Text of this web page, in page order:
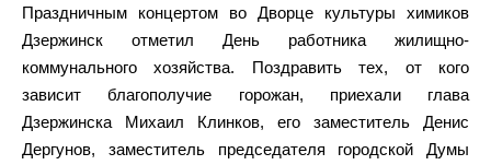
Праздничным концертом во Дворце культуры химиков
Дзержинск отметил День работника жилищно-
коммунального хозяйства. Поздравить тех, от кого
зависит благополучие горожан, приехали глава
Дзержинска Михаил Клинков, его заместитель Денис
Дергунов, заместитель председателя городской Думы